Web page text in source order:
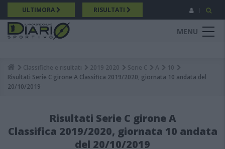
Salta
al
contenuto
principale
ULTIMORA RISULTATI
MENU
Breadcrumb
Classifiche e risultati 2019 2020 Serie C A
10
Risultati Serie C girone A Classifica 2019/2020, giornata 10 andata del
20/10/2019
Risultati Serie C girone A
Classifica 2019/2020, giornata 10 andata
del 20/10/2019